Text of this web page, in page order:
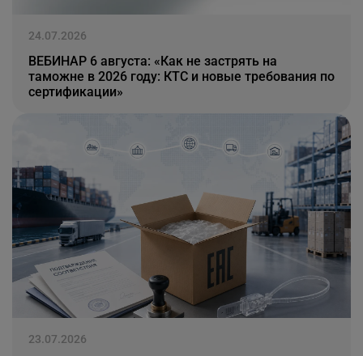
24.07.2026
ВЕБИНАР 6 августа: «Как не застрять на
таможне в 2026 году: КТС и новые требования по
сертификации»
23.07.2026